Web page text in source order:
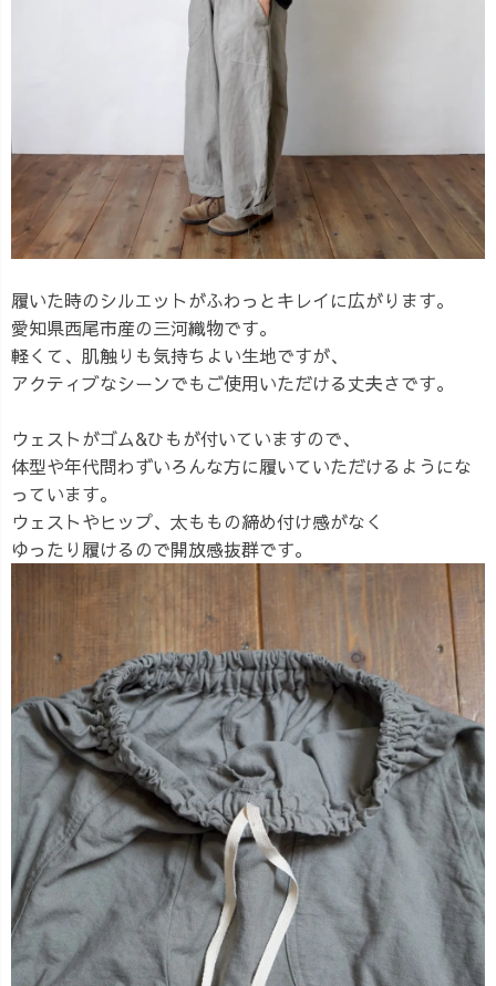
履いた時のシルエットがふわっとキレイに広がります。
愛知県西尾市産の三河織物です。
軽くて、肌触りも気持ちよい生地ですが、
アクティブなシーンでもご使用いただける丈夫さです。
ウェストがゴム&ひもが付いていますので、
体型や年代問わずいろんな方に履いていただけるようにな
っています。
ウェストやヒップ、太ももの締め付け感がなく
ゆったり履けるので開放感抜群です。